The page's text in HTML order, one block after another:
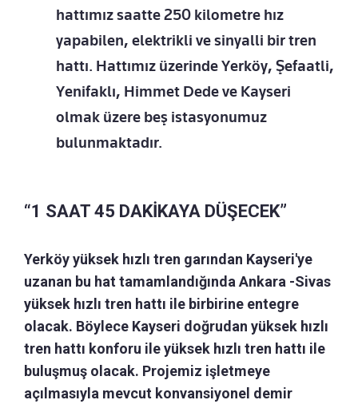
hattımız saatte 250 kilometre hız
yapabilen, elektrikli ve sinyalli bir tren
hattı. Hattımız üzerinde Yerköy, Şefaatli,
Yenifaklı, Himmet Dede ve Kayseri
olmak üzere beş istasyonumuz
bulunmaktadır.
“1 SAAT 45 DAKİKAYA DÜŞECEK”
Yerköy yüksek hızlı tren garından Kayseri'ye
uzanan bu hat tamamlandığında Ankara -Sivas
yüksek hızlı tren hattı ile birbirine entegre
olacak. Böylece Kayseri doğrudan yüksek hızlı
tren hattı konforu ile yüksek hızlı tren hattı ile
buluşmuş olacak. Projemiz işletmeye
açılmasıyla mevcut konvansiyonel demir